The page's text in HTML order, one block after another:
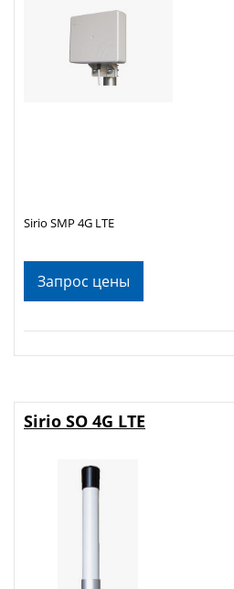
Запрос цены
Sirio SMP 4G LTE
Sirio SO 4G LTE